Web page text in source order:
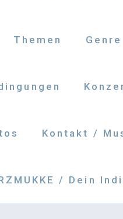
Themen Genre
Kontakt /
/ Dein